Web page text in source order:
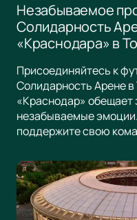
Незабываемое
Солидарность
«Краснодара» в
Присоединяйтесь к
Солидарность Арене
«Краснодар»
незабываемые
поддержите свою